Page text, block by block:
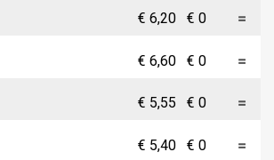
€ 6,20 € 0
€ 6,60 € 0
€ 5,55 € 0
€ 5,40 € 0